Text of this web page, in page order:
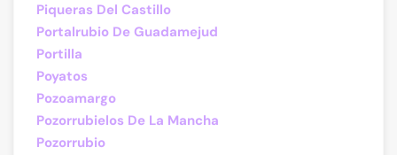
Piqueras Del Castillo
Portalrubio De Guadamejud
Portilla
Poyatos
Pozoamargo
Pozorrubielos De La Mancha
Pozorrubio